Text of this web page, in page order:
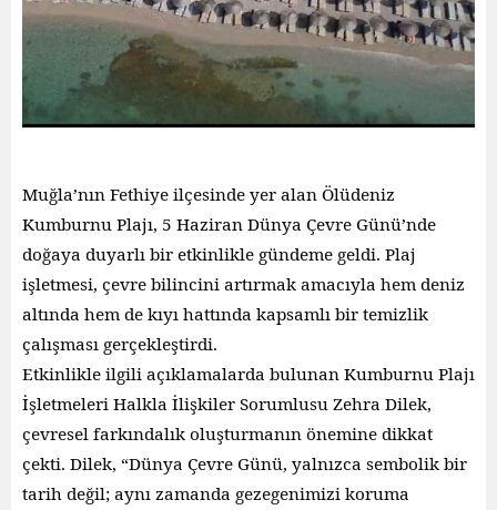
Muğla’nın Fethiye ilçesinde yer alan Ölüdeniz
Kumburnu Plajı, 5 Haziran Dünya Çevre Günü’nde
doğaya duyarlı bir etkinlikle gündeme geldi. Plaj
işletmesi, çevre bilincini artırmak amacıyla hem deniz
altında hem de kıyı hattında kapsamlı bir temizlik
çalışması gerçekleştirdi.
Etkinlikle ilgili açıklamalarda bulunan Kumburnu Plajı
İşletmeleri Halkla İlişkiler Sorumlusu Zehra Dilek,
çevresel farkındalık oluşturmanın önemine dikkat
çekti. Dilek, “Dünya Çevre Günü, yalnızca sembolik bir
tarih değil; aynı zamanda gezegenimizi koruma